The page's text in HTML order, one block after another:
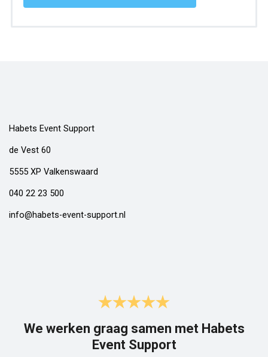
Habets Event Support
de Vest 60
5555 XP Valkenswaard
040 22 23 500
info@habets-event-support.nl
We werken graag samen met Habets
Event Support